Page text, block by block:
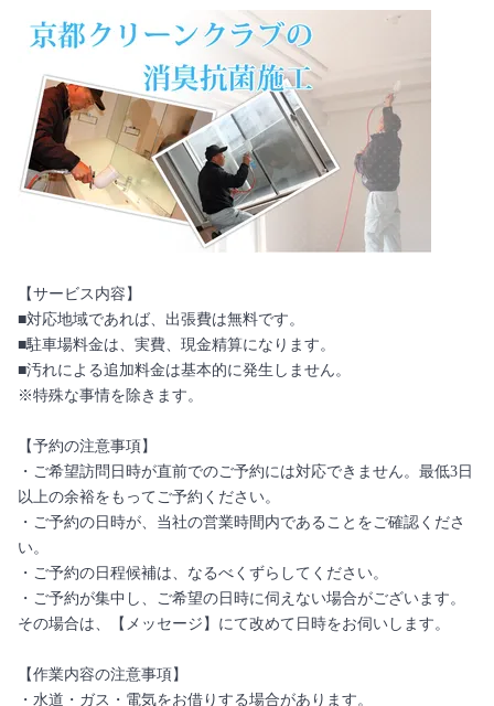
【サービス内容】
■対応地域であれば、出張費は無料です。
■駐車場料金は、実費、現金精算になります。
■汚れによる追加料金は基本的に発生しません。
※特殊な事情を除きます。
【予約の注意事項】
・ご希望訪問日時が直前でのご予約には対応できません。最低3日
以上の余裕をもってご予約ください。
・ご予約の日時が、当社の営業時間内であることをご確認くださ
い。
・ご予約の日程候補は、なるべくずらしてください。
・ご予約が集中し、ご希望の日時に伺えない場合がございます。
その場合は、【メッセージ】にて改めて日時をお伺いします。
【作業内容の注意事項】
・水道・ガス・電気をお借りする場合があります。